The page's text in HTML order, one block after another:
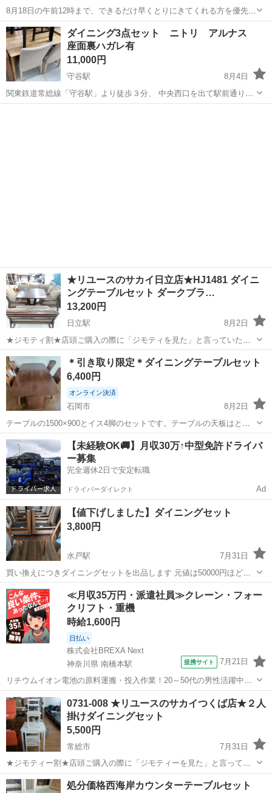
8月18日の午前12時まで、できるだけ早くとりにきてくれる方を優先さ
せていただきます。 尚、早めに取りに来てくれる方がいれば相談承り
ますのでよろしくお願いします イス4個 テーブル円形 RASIK 使用期
間一年になります
茨城 土浦市 土浦駅 ダイニングセット
ダイニング3点セット ニトリ アルナス
座面裏ハガレ有
11,000円
守谷駅
8月4日
関東鉄道常総線「守谷駅」より徒歩３分、 中央西口を出て駅前通り沿
いアクロスプラザ守谷内 共有コインパーキング51台【店舗のご利用で
★リユースのサカイ日立店★HJ1481 ダイニ
ングテーブルセット ダークブラ…
13,200円
日立駅
8月2日
★ジモティ割★店頭ご購入の際に「ジモティを見た」と言っていただ
くとジモティ限定価格（掲載価格の10%OFF）でご購入が可能です。
ぜひ店頭にてスタッフまでお伝えくださいませ。 ----------------------...
茨城 日立市 日立駅 ダイニングセット
＊引き取り限定＊ダイニングテーブルセット
6,400円
オンライン決済
石岡市
8月2日
テーブルの1500×900とイス4脚のセットです。テーブルの天板はとて
もキレイですが、椅子はキズがそれなりにあります。椅子はとても座
りやすいですが結構重いです。 引き取りに来れる方に格安で譲りま
す。
茨城 石岡市 ダイニングセット テーブルセット
【未経験OK🚚】月収30万↑中型免許ドライバ
ー募集
完全週休2日で安定転職
ドライバーダイレクト Ad
【値下げしました】ダイニングセット
3,800円
水戸駅
7月31日
買い換えにつきダイニングセットを出品します 元値は50000円ほどだ
ったと思います。 5年ほど使用しましたがまだまだ使える状態です。
写真の通り椅子の方は若干塗装が剥げている部分がありますが、テー
ブルはそのような部分はなく...
茨城 水戸市 水戸駅 ダイニングセット
≪月収35万円・派遣社員≫クレーン・フォー
クリフト・重機
時給1,600円
日払い
株式会社BREXA Next
神奈川県 南橋本駅
提携サイト 7月21日
リチウムイオン電池の原料運搬・投入作業！20～50代の男性活躍中★
ワンルーム寮完備！赴任旅費会社負担！年間休日130日★フォークリフ
ト免許お持ちの方、活躍中！就業先食堂利用可★《神奈川県相模原
市》 人気の工場のお仕事 ◇電...
神奈川 相模原市 南橋本駅
0731-008 ★リユースのサカイつくば店★２人
掛けダイニングセット
5,500円
常総市
7月31日
★ジモティー割★店頭ご購入の際に「ジモティーを見た」と言ってい
ただくとジモティー限定価格（掲載価格の10%OFF）でご購入が可能
です。 必ずご精算前にスタッフまでお伝えくださいませ。 ■引越でお
茨城 常総市 ダイニングセット サカイ
処分価格西海岸カウンターテーブルセット